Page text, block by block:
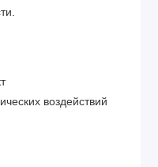
воздействий